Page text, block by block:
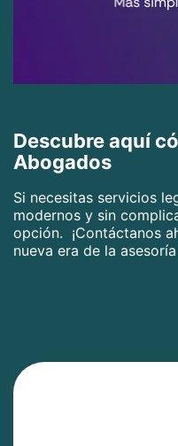
Descubre aquí
Abogados
Si necesitas servicios
modernos y sin
opción. ¡Contáctanos
nueva era de la